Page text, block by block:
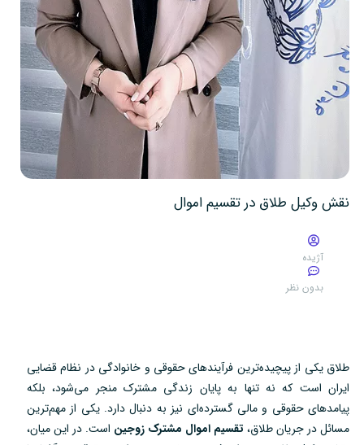
نقش وکیل طلاق در تقسیم اموال
آژیده
بدون نظر
طلاق یکی از پیچیده‌ترین فرآیندهای حقوقی و خانوادگی در نظام قضایی
ایران است که نه تنها به پایان زندگی مشترک منجر می‌شود، بلکه
پیامدهای حقوقی و مالی گسترده‌ای نیز به دنبال دارد. یکی از مهم‌ترین
مسائل در جریان طلاق، تقسیم اموال مشترک زوجین است. در این میان،